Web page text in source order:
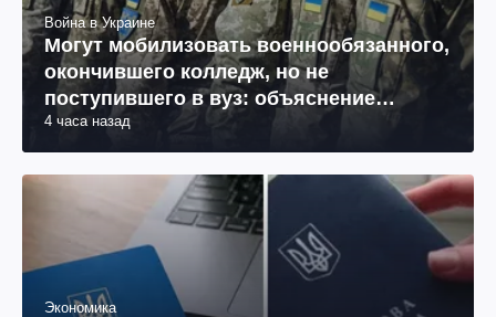
Война в Украине
Могут мобилизовать военнообязанного,
окончившего колледж, но не
поступившего в вуз: объяснение
юриста
4 часа назад
Экономика